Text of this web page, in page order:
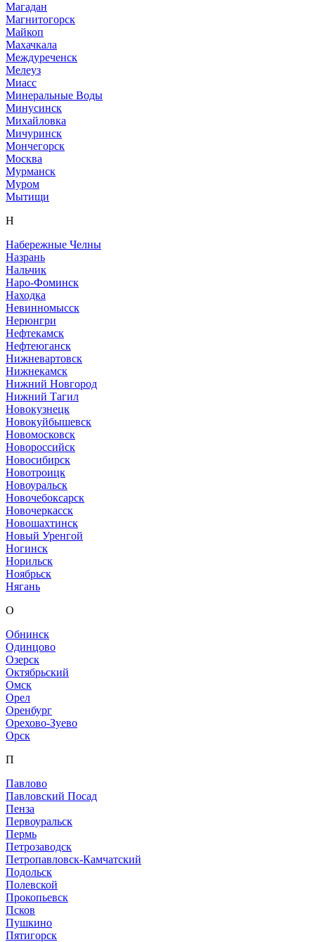
Магадан
Магнитогорск
Майкоп
Махачкала
Междуреченск
Мелеуз
Миасс
Минеральные Воды
Минусинск
Михайловка
Мичуринск
Мончегорск
Москва
Мурманск
Муром
Мытищи
Н
Набережные Челны
Назрань
Нальчик
Наро-Фоминск
Находка
Невинномысск
Нерюнгри
Нефтекамск
Нефтеюганск
Нижневартовск
Нижнекамск
Нижний Новгород
Нижний Тагил
Новокузнецк
Новокуйбышевск
Новомосковск
Новороссийск
Новосибирск
Новотроицк
Новоуральск
Новочебоксарск
Новочеркасск
Новошахтинск
Новый Уренгой
Ногинск
Норильск
Ноябрьск
Нягань
О
Обнинск
Одинцово
Озерск
Октябрьский
Омск
Орел
Оренбург
Орехово-Зуево
Орск
П
Павлово
Павловский Посад
Пенза
Первоуральск
Пермь
Петрозаводск
Петропавловск-Камчатский
Подольск
Полевской
Прокопьевск
Псков
Пушкино
Пятигорск